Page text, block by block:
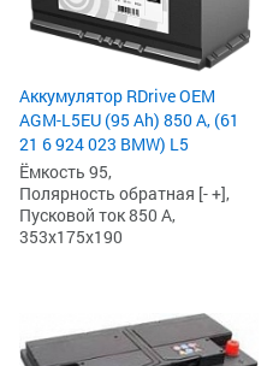
Аккумулятор RDrive OEM
AGM-L5EU (95 Ah) 850 А, (61
21 6 924 023 BMW) L5
Ёмкость 95,
Полярность обратная [- +],
Пусковой ток 850 А,
353x175x190